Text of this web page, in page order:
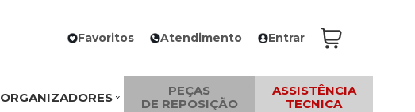
Favoritos Atendimento Entrar
ORGANIZADORES
PEÇAS
DE REPOSIÇÃO
ASSISTÊNCIA
TECNICA